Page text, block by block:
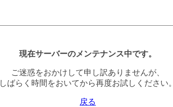
現在サーバーのメンテナンス中です。
ご迷惑をおかけして申し訳ありませんが、
しばらく時間をおいてから再度お試しください。
戻る